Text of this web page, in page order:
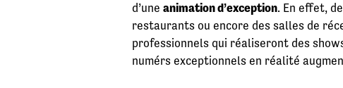
d’une animation d’exception. En effet,
restaurants ou encore des salles de
professionnels qui réaliseront des
numérs exceptionnels en réalité